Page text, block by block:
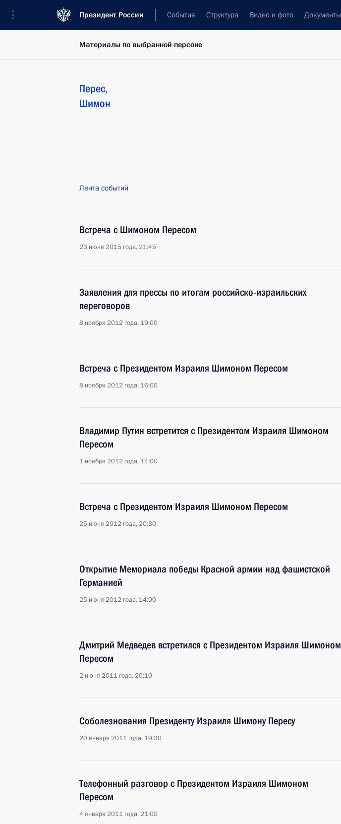
Президент России События Структура Видео и фото Документы
Материалы по выбранной персоне
Перес,
Шимон
Лента событий
Встреча с Шимоном Пересом
23 июня 2015 года, 21:45
Заявления для прессы по итогам российско-израильских
переговоров
8 ноября 2012 года, 19:00
Встреча с Президентом Израиля Шимоном Пересом
8 ноября 2012 года, 16:00
Владимир Путин встретится с Президентом Израиля Шимоном
Пересом
1 ноября 2012 года, 14:00
Встреча с Президентом Израиля Шимоном Пересом
25 июня 2012 года, 20:30
Открытие Мемориала победы Красной армии над фашистской
Германией
25 июня 2012 года, 14:00
Дмитрий Медведев встретился с Президентом Израиля Шимоном
Пересом
2 июня 2011 года, 20:10
Соболезнования Президенту Израиля Шимону Пересу
20 января 2011 года, 19:30
Телефонный разговор с Президентом Израиля Шимоном
Пересом
4 января 2011 года, 21:00